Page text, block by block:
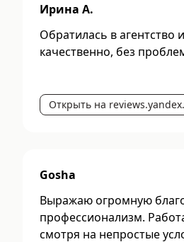
Ирина А.
Обратилась в агентство
качественно, без
Открыть на
Gosha
Выражаю огромную
профессионализм.
смотря на непростые